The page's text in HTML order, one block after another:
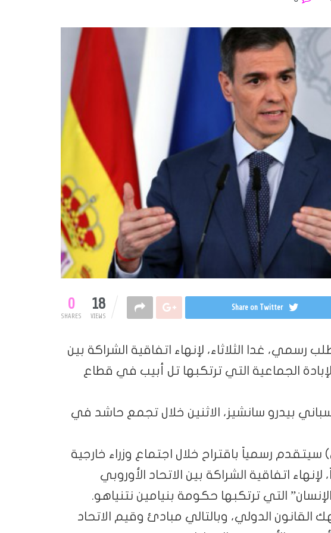
0
SHARES 18
VIEWS
Share on Twitter
رسمي، غدا الثلاثاء، لإنهاء اتفاقية الشراكة بين
الجماعية التي ترتكبها تل أبيب في قطاع
بيدرو سانشيز، الاثنين خلال تجمع حاشد في
رسمياً باقتراح خلال اجتماع وزراء خارجية
اتفاقية الشراكة بين الاتحاد الأوروبي
التي ترتكبها حكومة بنيامين نتنياهو.
القانون الدولي، وبالتالي مبادئ وقيم الاتحاد